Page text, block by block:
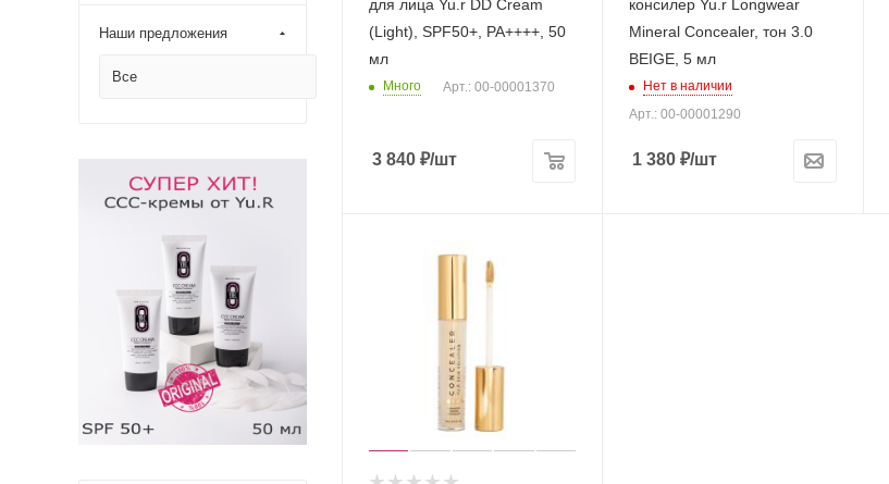
для лица Yu.r DD Cream
(Light), SPF50+, PA++++, 50
мл
Много Арт.: 00-00001370
3 840 ₽/шт
консилер Yu.r Longwear
Mineral Concealer, тон 3.0
BEIGE, 5 мл
Нет в наличии
Арт.: 00-00001290
1 380 ₽/шт
Наши предложения
Все